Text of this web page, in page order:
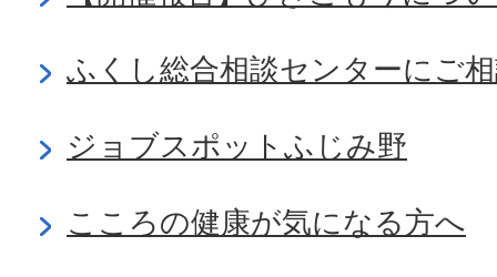
ふくし総合相談センターにご
ジョブスポットふじみ野
こころの健康が気になる方へ